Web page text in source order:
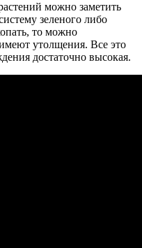
можно заметить
зеленого либо
то можно
утолщения. Все это
достаточно высокая.